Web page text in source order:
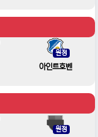
원정
아인트호벤
원정